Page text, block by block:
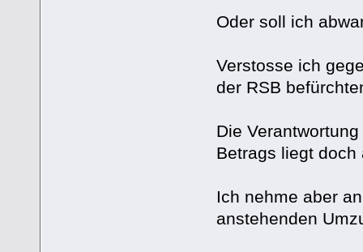
Oder soll ich
Verstosse ich
der RSB
Die
Betrags liegt
Ich nehme aber
anstehenden